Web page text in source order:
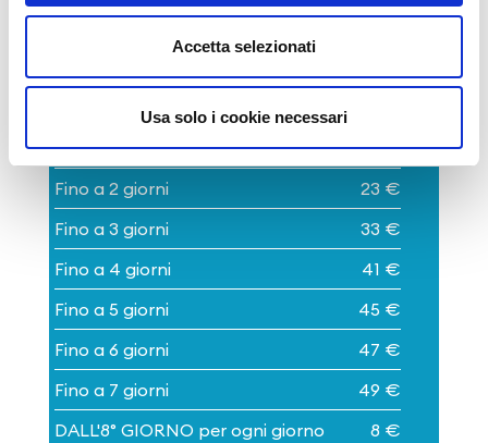
Accetta selezionati
Usa solo i cookie necessari
ORA o frazione
Fino a 24 ore
12 €
Fino a 2 giorni
23 €
Fino a 3 giorni
33 €
Fino a 4 giorni
41 €
Fino a 5 giorni
45 €
Fino a 6 giorni
47 €
Fino a 7 giorni
49 €
DALL'8° GIORNO per ogni giorno
8 €